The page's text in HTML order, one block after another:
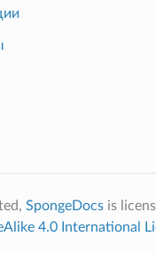
SpongeDocsis
4.0 International